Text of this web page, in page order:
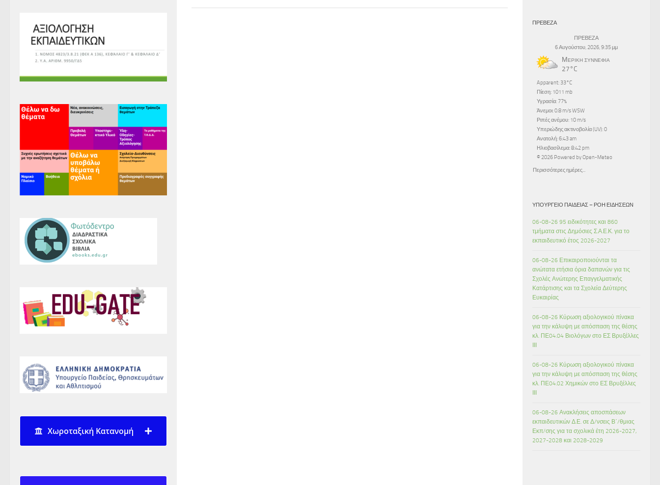
Χωροταξική Κατανομή
ΠΡΕΒΕΖΑ
ΠΡΕΒΕΖΑ
6 Αυγούστου, 2026, 9:35 μμ
Μερική συννεφιά
27°C
Apparent: 33°C
Πίεση: 1011 mb
Υγρασία: 77%
Άνεμοι: 0.8 m/s WSW
Ριπές ανέμου: 10 m/s
Υπεριώδης ακτινοβολία (UV): 0
Ανατολή: 6:43 am
Ηλιοβασίλεμα: 8:42 pm
© 2026 Powered by Open-Meteo
Περισσότερες ημέρες...
ΥΠΟΥΡΓΕΊΟ ΠΑΙΔΕΊΑΣ – ΡΟΉ ΕΙΔΉΣΕΩΝ
06-08-26 95 ειδικότητες και 860
τμήματα στις Δημόσιες Σ.Α.Ε.Κ. για το
εκπαιδευτικό έτος 2026-2027
06-08-26 Επικαιροποιούνται τα
ανώτατα ετήσια όρια δαπανών για τις
Σχολές Ανώτερης Επαγγελματικής
Κατάρτισης και τα Σχολεία Δεύτερης
Ευκαιρίας
06-08-26 Κύρωση αξιολογικού πίνακα
για την κάλυψη με απόσπαση της θέσης
κλ. ΠΕ04.04 Βιολόγων στο ΕΣ Βρυξέλλες
06-08-26 Κύρωση αξιολογικού πίνακα
για την κάλυψη με απόσπαση της θέσης
κλ. ΠΕ04.02 Χημικών στο ΕΣ Βρυξέλλες
06-08-26 Ανακλήσεις αποσπάσεων
εκπαιδευτικών Δ.Ε. σε Δ/νσεις Β΄/θμιας
Εκπ/σης για τα σχολικά έτη 2026-2027,
2027-2028 και 2028-2029